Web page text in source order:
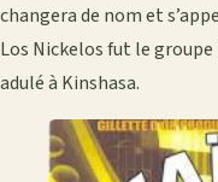
changera de nom et
Los Nickelos fut le
adulé à Kinshasa.